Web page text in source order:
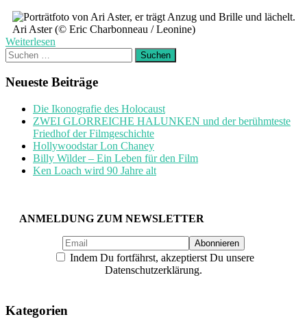
Ari Aster (© Eric Charbonneau / Leonine)
Weiterlesen
Suchen
nach:
Neueste Beiträge
Die Ikonografie des Holocaust
ZWEI GLORREICHE HALUNKEN und der berühmteste
Friedhof der Filmgeschichte
Hollywoodstar Lon Chaney
Billy Wilder – Ein Leben für den Film
Ken Loach wird 90 Jahre alt
ANMELDUNG ZUM NEWSLETTER
Indem Du fortfährst, akzeptierst Du unsere
Datenschutzerklärung.
Kategorien